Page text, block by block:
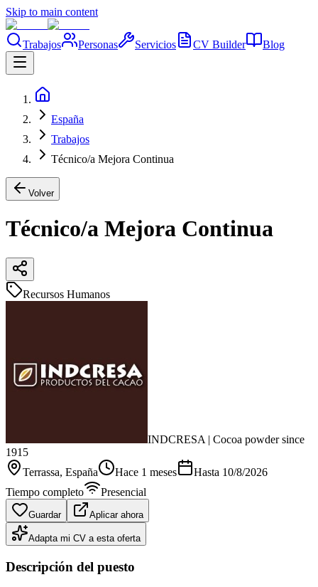
Skip to main content
Trabajos Personas Servicios CV Builder Blog
España
Trabajos
Técnico/a Mejora Continua
Volver
Técnico/a Mejora Continua
Recursos Humanos
INDCRESA | Cocoa powder since
1915
Terrassa, España Hace 1 meses Hasta 10/8/2026
Tiempo completo
Presencial
Guardar Aplicar ahora
Adapta mi CV a esta oferta
Descripción del puesto